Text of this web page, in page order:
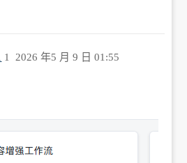
2026 年5 月 9 日 01:55
1